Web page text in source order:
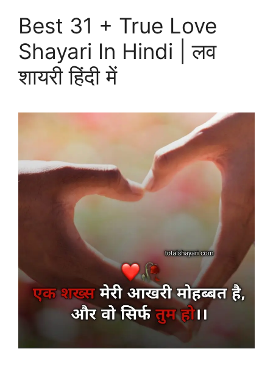
Best 31 + True Love
Shayari In Hindi | लव
शायरी हिंदी में